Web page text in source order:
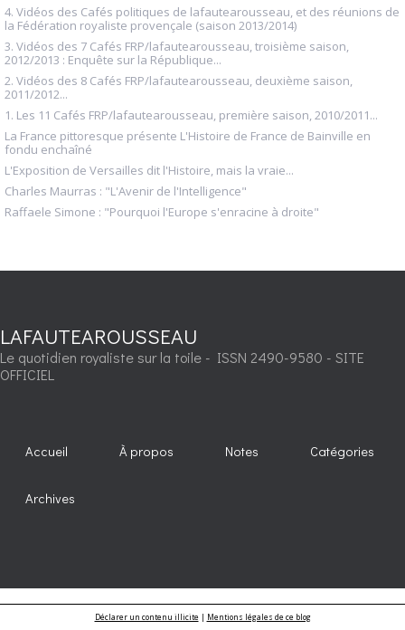
4. Vidéos des Cafés politiques de lafautearousseau, et des réunions de
la Fédération royaliste provençale (saison 2013/2014)
3. Vidéos des 7 Cafés FRP/lafautearousseau, troisième saison,
2012/2013 : Enquête sur la République...
2. Vidéos des 8 Cafés FRP/lafautearousseau, deuxième saison,
2011/2012...
1. Les 11 Cafés FRP/lafautearousseau, première saison, 2010/2011...
La France pittoresque présente L'Histoire de France de Bainville en
fondu enchaîné
L'Exposition de Versailles dit l'Histoire, mais la vraie...
Charles Maurras : "L'Avenir de l'Intelligence"
Raffaele Simone : "Pourquoi l'Europe s'enracine à droite"
LAFAUTEAROUSSEAU
Le quotidien royaliste sur la toile - ISSN 2490-9580 - SITE
OFFICIEL
Accueil À propos Notes Catégories
Archives
Déclarer un contenu illicite| Mentions légales de ce blog